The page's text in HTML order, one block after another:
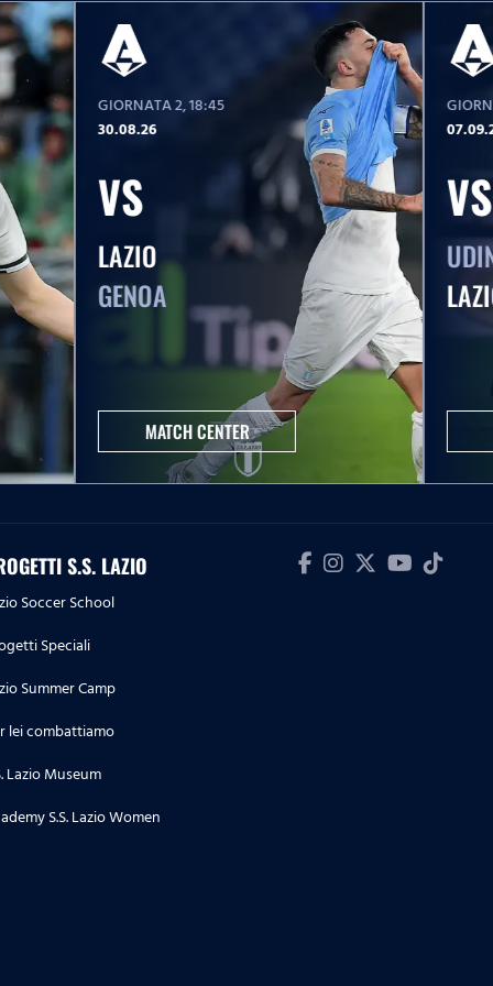
GIORNATA 2, 18:45
30.08.26
VS
LAZIO
GENOA
MATCH CENTER
VS
S.S. LAZIO
Soccer School
Speciali
Summer Camp
lei combattiamo
Lazio Museum
S.S. Lazio Women